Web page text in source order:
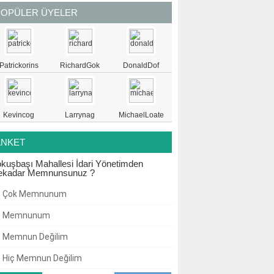
ÜYELER
RichardGok DonaldDof
Kevincog Larrynag MichaelLoate
Mahallesi İdari Yönetimden
Memnunsunuz ?
Çok Memnunum
Memnunum
Memnun Değilim
Hiç Memnun Değilim